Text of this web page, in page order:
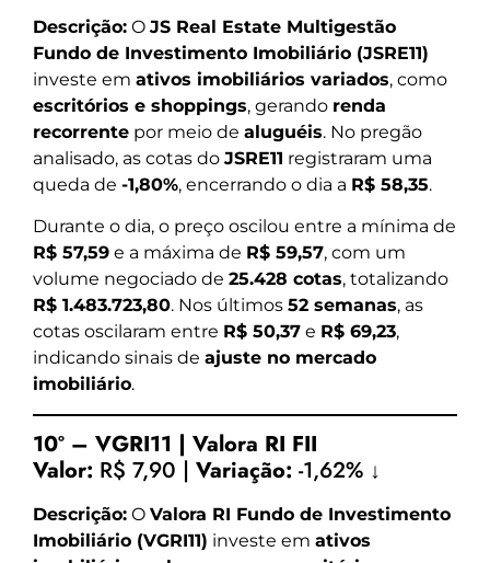
Descrição: O JS Real Estate Multigestão
Fundo de Investimento Imobiliário (JSRE11)
investe em ativos imobiliários variados, como
escritórios e shoppings, gerando renda
recorrente por meio de aluguéis. No pregão
analisado, as cotas do JSRE11 registraram uma
queda de -1,80%, encerrando o dia a R$ 58,35.
Durante o dia, o preço oscilou entre a mínima de
R$ 57,59 e a máxima de R$ 59,57, com um
volume negociado de 25.428 cotas, totalizando
R$ 1.483.723,80. Nos últimos 52 semanas, as
cotas oscilaram entre R$ 50,37 e R$ 69,23,
indicando sinais de ajuste no mercado
imobiliário.
10º – VGRI11 | Valora RI FII
Valor: R$ 7,90 | Variação: -1,62% ↓
Descrição: O Valora RI Fundo de Investimento
Imobiliário (VGRI11) investe em ativos